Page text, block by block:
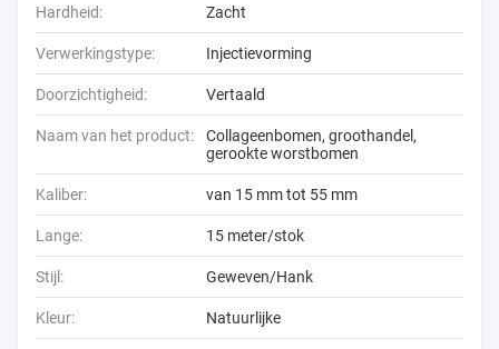
Hardheid: Zacht
Verwerkingstype: Injectievorming
Doorzichtigheid: Vertaald
Naam van het product:
Collageenbomen, groothandel,
gerookte worstbomen
Kaliber: van 15 mm tot 55 mm
Lange: 15 meter/stok
Stijl: Geweven/Hank
Kleur: Natuurlijke